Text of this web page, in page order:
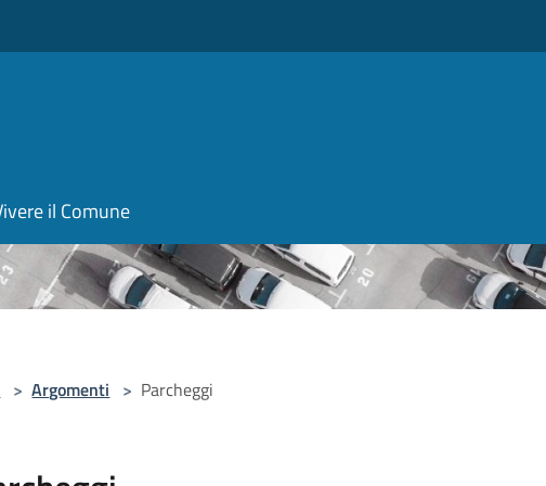
il Comune
> Argomenti > Parcheggi